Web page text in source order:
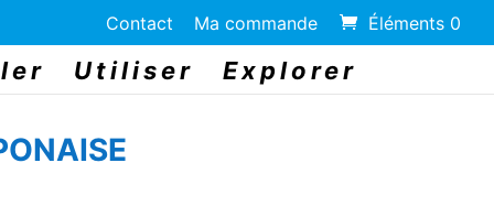
Contact Ma commande Éléments 0
Utiliser Explorer